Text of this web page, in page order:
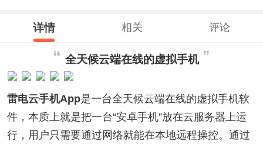
详情 相关 评论
全天候云端在线的虚拟手机
雷电云手机App是一台全天候云端在线的虚拟手机软
件，本质上就是把一台“安卓手机”放在云服务器上运
行，用户只需要通过网络就能在本地远程操控。通过